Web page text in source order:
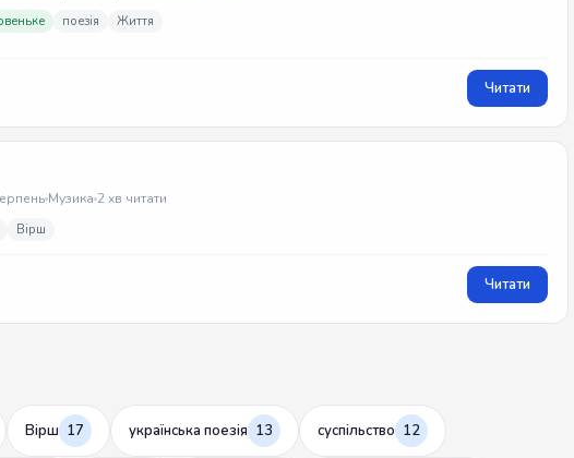
поезія Життя
Читати
Музика 2 хв читати
Вірш
Читати
Вірш 17 українська поезія 13 суспільство 12